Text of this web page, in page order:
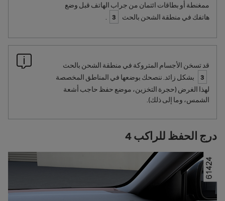
ممغنطة أو بطاقات ائتمان من جراب الهاتف قبل وضع
هاتفك في منطقة الشحن بالحث
3
قد تسخن الأجسام المتروكة في منطقة الشحن بالحث
3
بشكل زائد. ننصحك بوضعها في المناطق المخصصة
لهذا الغرض (حجرة التخزين، موضع حفظ حاجب أشعة
الشمس، وما إلى ذلك).
درج الحفظ للراكب 4